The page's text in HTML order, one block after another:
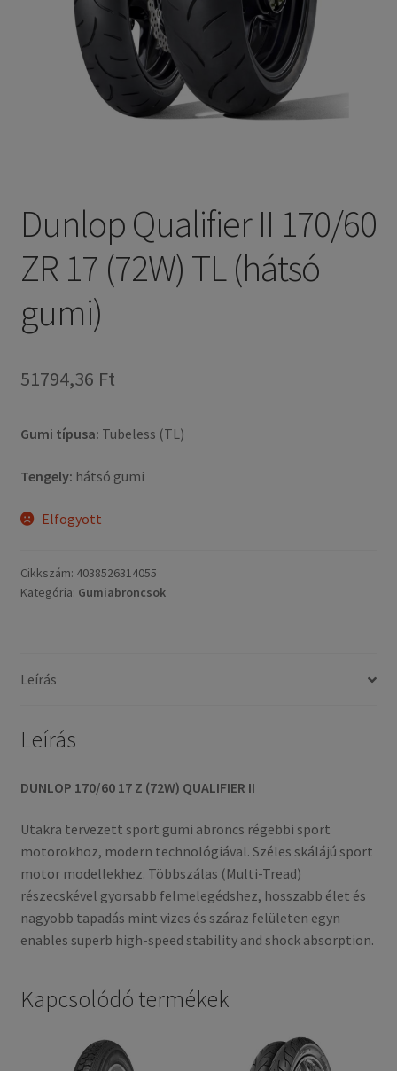
Dunlop Qualifier II 170/60
ZR 17 (72W) TL (hátsó
gumi)
51794,36 Ft
Gumi típusa: Tubeless (TL)
Tengely: hátsó gumi
Elfogyott
Cikkszám: 4038526314055
Kategória: Gumiabroncsok
Leírás
Leírás
DUNLOP 170/60 17 Z (72W) QUALIFIER II
Utakra tervezett sport gumi abroncs régebbi sport
motorokhoz, modern technológiával. Széles skálájú sport
motor modellekhez. Többszálas (Multi-Tread)
részecskével gyorsabb felmelegédshez, hosszabb élet és
nagyobb tapadás mint vizes és száraz felületen egyn
enables superb high-speed stability and shock absorption.
Kapcsolódó termékek